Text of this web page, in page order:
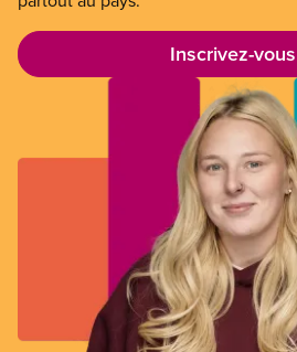
Inscrivez-vous